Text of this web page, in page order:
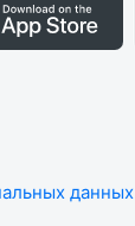
данных